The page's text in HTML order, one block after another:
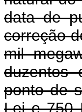
data de
correção
mil
duzentos
ponto de
Lei e 750